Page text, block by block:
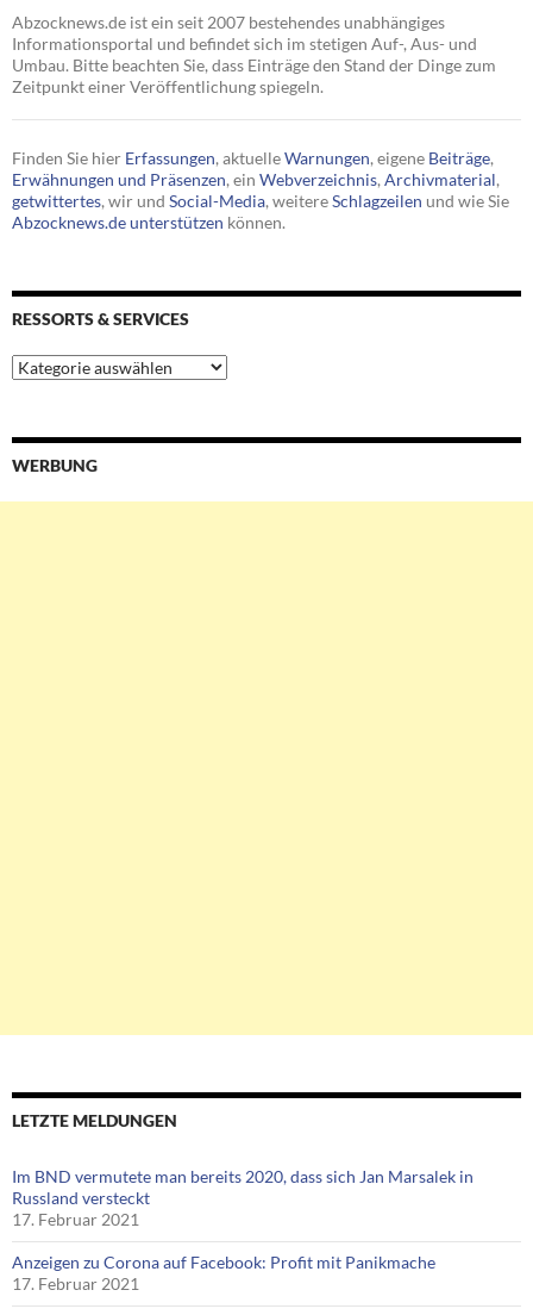
Abzocknews.de ist ein seit 2007 bestehendes unabhängiges
Informationsportal und befindet sich im stetigen Auf-, Aus- und
Umbau. Bitte beachten Sie, dass Einträge den Stand der Dinge zum
Zeitpunkt einer Veröffentlichung spiegeln.
Finden Sie hier Erfassungen, aktuelleWarnungen, eigene Beiträge,
Erwähnungen und Präsenzen, ein Webverzeichnis, Archivmaterial,
getwittertes, wir und Social-Media, weitereSchlagzeilen und wie Sie
Abzocknews.de unterstützen können.
RESSORTS & SERVICES
Ressorts
&
WERBUNG
LETZTE MELDUNGEN
Im BND vermutete man bereits 2020, dass sich Jan Marsalek in
Russland versteckt
17. Februar 2021
Anzeigen zu Corona auf Facebook: Profit mit Panikmache
17. Februar 2021